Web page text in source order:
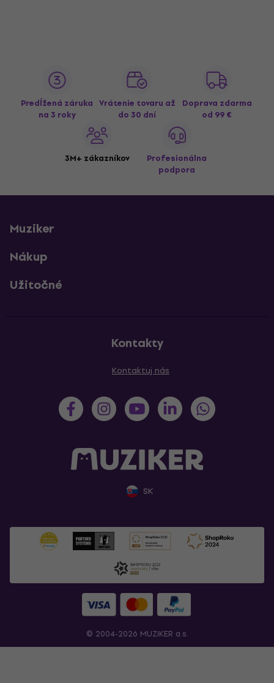
Predĺžená záruka
na 3 roky
Vrátenie tovaru až
do 30 dní
Doprava zdarma
od 99 €
3M+ zákazníkov
Profesionálna
podpora
Muziker
Nákup
Užitočné
Kontakty
Kontaktuj nás
SK
© 2004-2026 MUZIKER a.s.